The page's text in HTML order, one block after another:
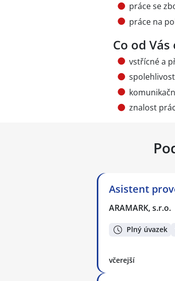
práce se
práce na
Co od
vstřícné a
znalost
Asistent
ARAMARK, s.r.o.
Plný úvazek
včerejší